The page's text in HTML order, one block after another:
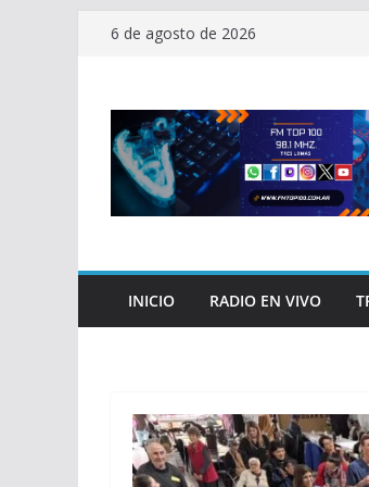
Saltar6 de agosto de 2026
INICIO RADIO EN VIVO